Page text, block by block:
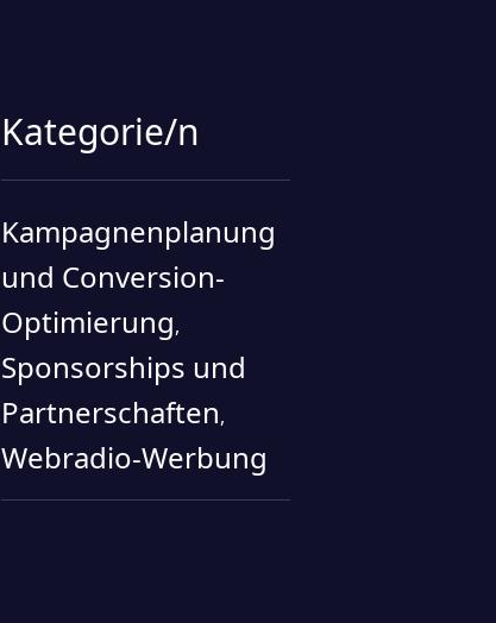
Kategorie/n
Kampagnenplanung
und Conversion-
Optimierung,
Sponsorships und
Partnerschaften,
Webradio-Werbung